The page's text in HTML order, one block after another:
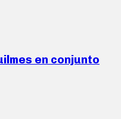
en conjunto